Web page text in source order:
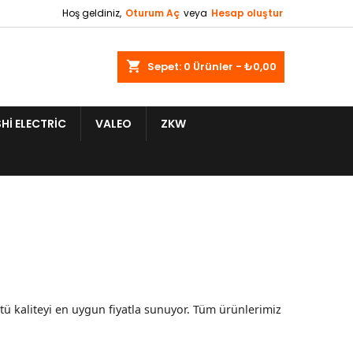
Hoş geldiniz, Oturum Aç veya Hesap oluştur
shopping_cart Sepet: 0 Ürünler - ₺0,00
ELECTRIC VALEO ZKW
kaliteyi en uygun fiyatla sunuyor. Tüm ürünlerimiz